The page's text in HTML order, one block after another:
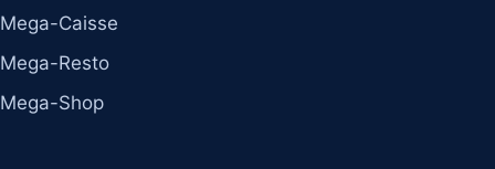
Mega-Caisse
Mega-Resto
Mega-Shop